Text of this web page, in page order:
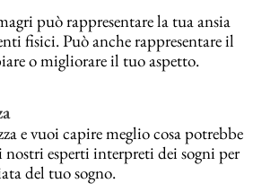
può rappresentare la tua ansia
fisici. Può anche rappresentare il
o migliorare il tuo aspetto.
e vuoi capire meglio cosa potrebbe
esperti interpreti dei sogni per
del tuo sogno.